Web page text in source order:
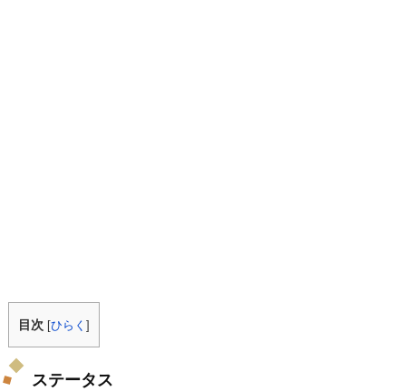
目次 [ひらく]
ステータス